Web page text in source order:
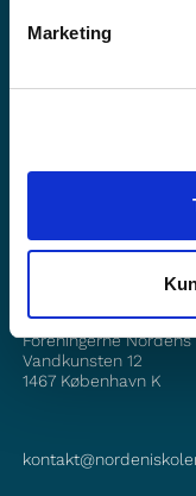
Marketing
Følg oss på
KONTAKT
Foreningerne
Vandkunsten 12
1467 København K